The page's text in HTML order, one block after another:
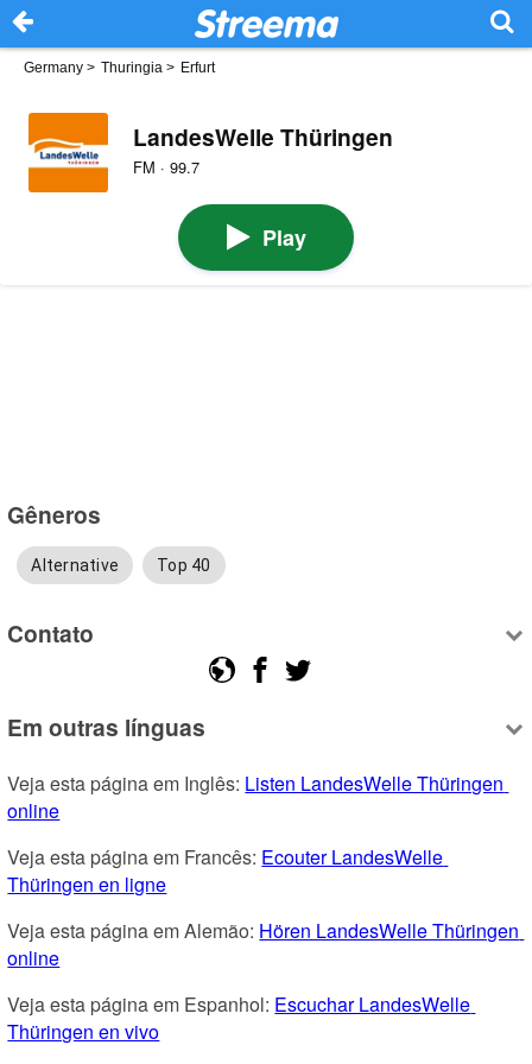
Germany > Thuringia > Erfurt
LandesWelle Thüringen
FM · 99.7
Play
Gêneros
Alternative Top 40
Contato
Em outras línguas
Veja esta página em Inglês: Listen LandesWelle Thüringen
online
Veja esta página em Francês: Ecouter LandesWelle
Thüringen en ligne
Veja esta página em Alemão: Hören LandesWelle Thüringen
online
Veja esta página em Espanhol: Escuchar LandesWelle
Thüringen en vivo